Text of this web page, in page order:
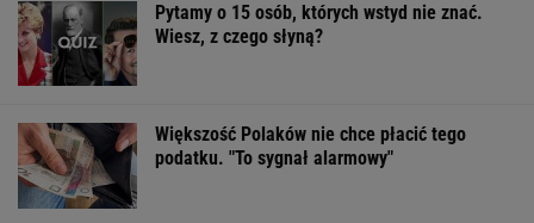
Pytamy o 15 osób, których wstyd nie znać.
Wiesz, z czego słyną?
Większość Polaków nie chce płacić tego
podatku. "To sygnał alarmowy"